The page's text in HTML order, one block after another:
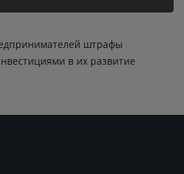
штрафы
в их развитие